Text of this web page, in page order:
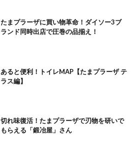
たまプラーザに買い物革命！ダイソー3ブ
ランド同時出店で圧巻の品揃え！
あると便利！トイレMAP【たまプラーザ テ
ラス編】
切れ味復活！たまプラーザで刃物を研いで
もらえる「鍛冶屋」さん